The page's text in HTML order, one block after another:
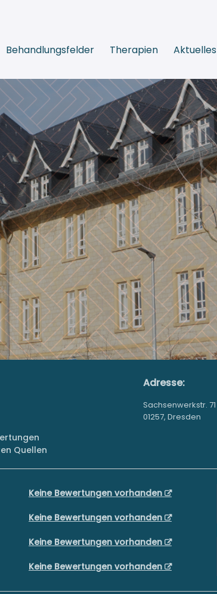
Behandlungsfelder Therapien Aktuelles
Quellen
Adresse:
Sachsenwerkstr. 71
01257, Dresden
Keine Bewertungen vorhanden
Keine Bewertungen vorhanden
Keine Bewertungen vorhanden
Keine Bewertungen vorhanden